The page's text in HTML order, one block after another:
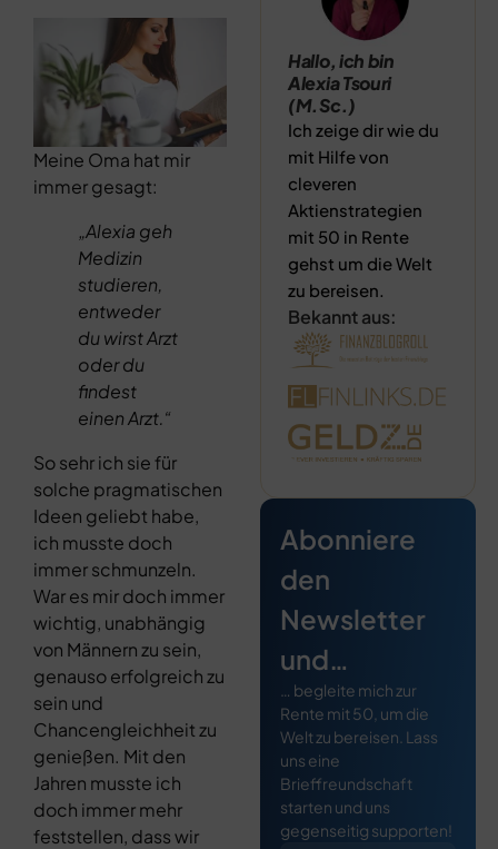
Meine Oma hat mir
immer gesagt:
„Alexia geh
Medizin
studieren,
entweder
du wirst Arzt
oder du
findest
einen Arzt.“
So sehr ich sie für
solche pragmatischen
Ideen geliebt habe,
ich musste doch
immer schmunzeln.
War es mir doch immer
wichtig, unabhängig
von Männern zu sein,
genauso erfolgreich zu
sein und
Chancengleichheit zu
genießen. Mit den
Jahren musste ich
doch immer mehr
feststellen, dass wir
Hallo, ich bin
Alexia Tsouri
(M.Sc.)
Ich zeige dir wie du
mit Hilfe von
cleveren
Aktienstrategien
mit 50 in Rente
gehst um die Welt
zu bereisen.
Bekannt aus:
Abonniere
den
Newsletter
und…
… begleite mich zur
Rente mit 50, um die
Welt zu bereisen. Lass
uns eine
Brieffreundschaft
starten und uns
gegenseitig supporten!